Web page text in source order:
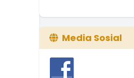
Media Sosial